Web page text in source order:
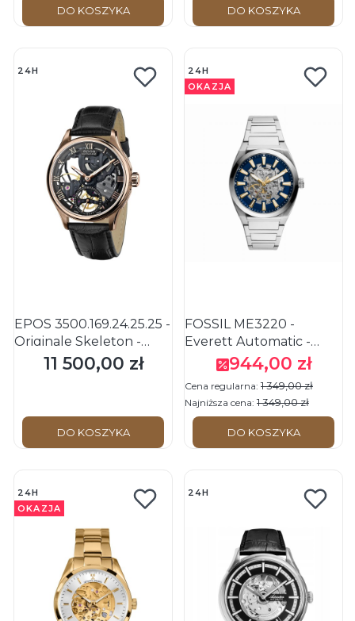
DO KOSZYKA
na bransolecie
DO KOSZYKA
24H
EPOS 3500.169.24.25.25 -
Originale Skeleton -
Męski - Zegarek na
pasku skórzanym
Cena
11 500,00 zł
DO KOSZYKA
24H
OKAZJA
FOSSIL ME3220 -
Everett Automatic -
Męski - Zegarek
mechaniczny
Cena promocyjna
944,00 zł
Cena regularna: 1 349,00 zł
Najniższa cena: 1 349,00 zł
DO KOSZYKA
24H
OKAZJA
24H